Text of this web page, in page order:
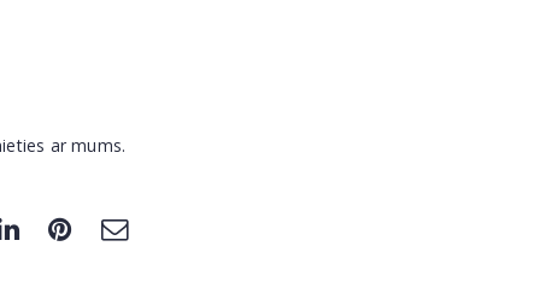
ar mums.